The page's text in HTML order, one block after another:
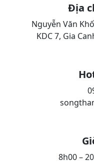
Địa
Nguyễn Văn
KDC 7, Gia
8h00 –